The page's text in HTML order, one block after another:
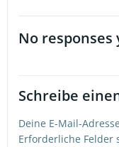
No responses
Schreibe
Deine E-Mail-
Erforderliche Felder